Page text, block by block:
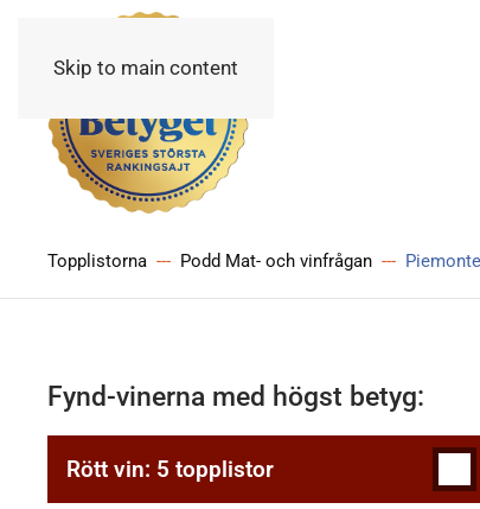
Skip to main content
Topplistorna Podd Mat- och vinfrågan
Fynd-vinerna med högst betyg:
Rött vin: 5 topplistor